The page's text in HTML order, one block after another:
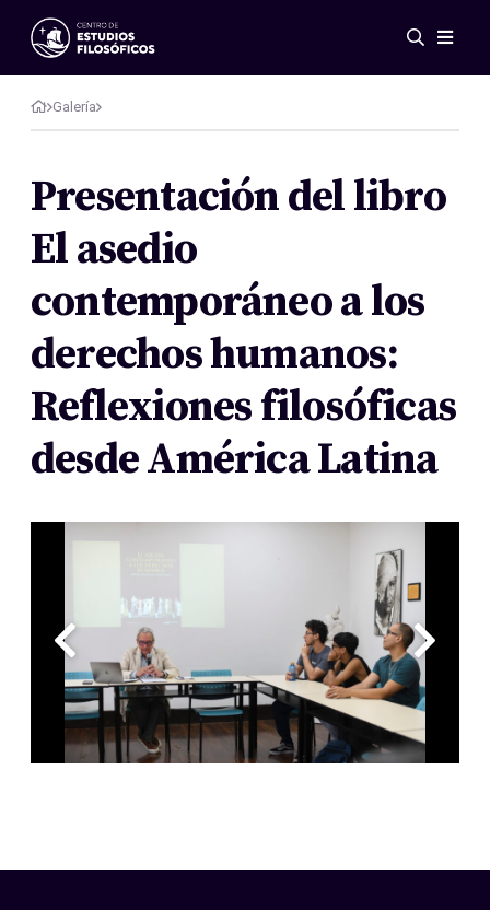
Eventos
Novedades
Investigación
Publicaciones
Galería
Acerca de nosotros
Miembros
Reglamento
Galería
Presentación del libro
El asedio
contemporáneo a los
derechos humanos:
Reflexiones filosóficas
desde América Latina